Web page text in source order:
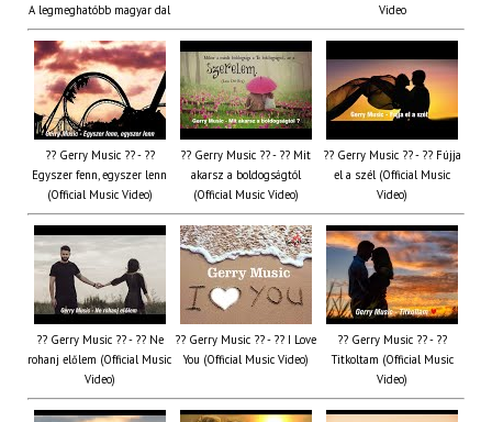
A legmeghatóbb magyar dal
Video
?? Gerry Music ?? - ??
Egyszer fenn, egyszer lenn
(Official Music Video)
?? Gerry Music ?? - ?? Mit
akarsz a boldogságtól
(Official Music Video)
?? Gerry Music ?? - ?? Fújja
el a szél (Official Music
Video)
?? Gerry Music ?? - ?? Ne
rohanj előlem (Official Music
Video)
?? Gerry Music ?? - ?? I Love
You (Official Music Video)
?? Gerry Music ?? - ??
Titkoltam (Official Music
Video)